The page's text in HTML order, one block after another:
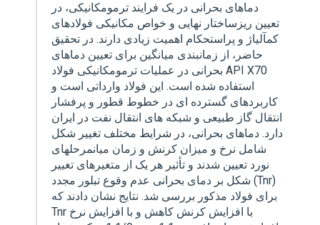
دماهای بحرانی در یک فرایند ترمومکانیکی، در
تعیین ریزساختار نهایی و خواص مکانیکی فولادهای
کم⁭آلیاژ و پراستحکام اهمیت زیادی دارند. در تحقیق
حاضر، از زمانبندی میانگین برای تعیین دماهای
بحرانی در عملیات ترمومکانیکی فولاد API X70
استفاده شده است. این فولاد وارداتی است و
کاربردهای گسترده ای در خطوط قطور و پرفشار
انتقال گاز طبیعی و شبکه های انتقال نفت در ایران
دارد. دماهای بحرانی، در شرایط مختلف تغییر شکل
شامل نرخ و میزان کرنش و زمان میان⁭مرحله⁭ای
نورد تعیین شدند و تأثیر هر یک از متغیرهای تغییر
شکل بر دمای بحرانی عدم وقوع تبلور مجدد (Tnr)
برای فولاد مذکور بررسی شد. نتایج نشان دادند که
Tnr با افزایش کرنش کاهش و با افزایش نرخ